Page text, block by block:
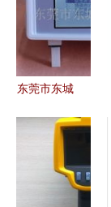
专业仪器仪
表选择新方
案
东莞市东城
器仪表商行
专业销售服